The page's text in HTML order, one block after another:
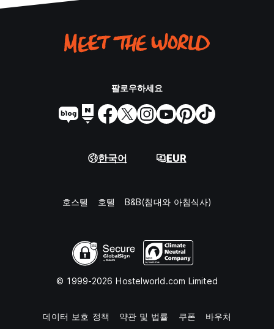
팔로우하세요
한국어 EUR
호스텔 호텔 B&B(침대와 아침식사)
© 1999-2026 Hostelworld.com Limited
데이터 보호 정책 약관 및 법률 쿠폰 바우처